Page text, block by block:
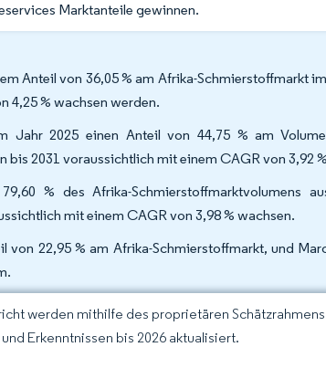
Marktanteile gewinnen.
Anteil von 36,05 % am Afrika-Schmierstoffmarkt
4,25 % wachsen werden.
Jahr 2025 einen Anteil von 44,75 % am
2031 voraussichtlich mit einem CAGR von 3,92
% des Afrika-Schmierstoffmarktvolumens
mit einem CAGR von 3,98 % wachsen.
22,95 % am Afrika-Schmierstoffmarkt, und
werden mithilfe des proprietären
Erkenntnissen bis 2026 aktualisiert.